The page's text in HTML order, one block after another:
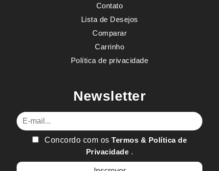
Contato
Lista de Desejos
Comparar
Carrinho
Política de privacidade
Newsletter
E-mail
Concordo com osTermos & Política de
Privacidade .